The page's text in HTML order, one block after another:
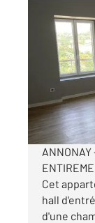
50,22 m ,
Ref : 5310
par mois
ANNONAY
Cet
hall
d'une